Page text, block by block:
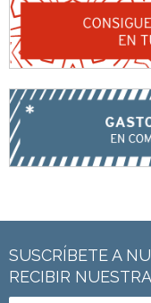
SUSCRÍBETE A
RECIBIR